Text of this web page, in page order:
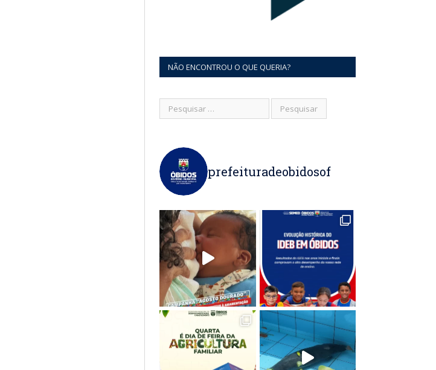
NÃO ENCONTROU O QUE QUERIA?
prefeituradeobidosof